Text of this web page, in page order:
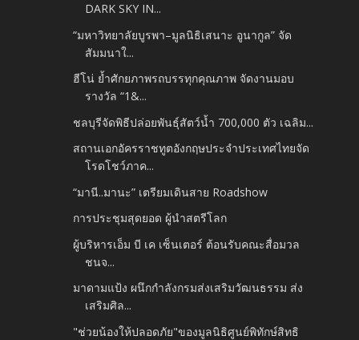
DARK SKY IN...
“มหาวิทยาลัยบูรพา–มูลนิธิเสนาะ อูนากูล” จัด
สัมมนาใ...
ฮีโน่ ย้ำศักยภาพรถบรรทุกคุณภาพ จัดงานมอบ
รางวัล “1&...
ชลบุรีจัดพิธีปล่อยพันธุ์สัตว์น้ำ 700,000 ตัว เฉลิม...
สถานเอกอัครราชทูตอังกฤษประจำประเทศไทยจัด
โรดโชว์ภาค...
“มานี..มานะ” เตรียมเดินสาย Roadshow
การประชุมสุดยอด ผู้นำสตรีโลก
ผู้บริหารเอ็ม บี เค เซ็นเตอร์ ต้อนรับคณะสื่อมวล
ชนจ...
มาดามแป้ง ผนึกกำลังกรมส่งเสริมวัฒนธรรม ส่ง
เสริมศิล...
"ช่วยน้องให้ปลอดภัย"ของมูลนิธิศูนย์พิทักษ์สิทธิ